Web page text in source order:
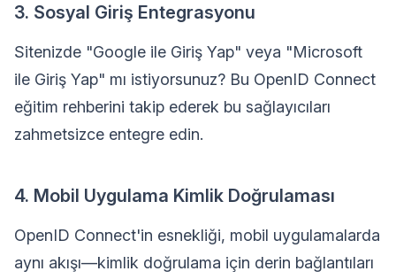
3. Sosyal Giriş Entegrasyonu
Sitenizde "Google ile Giriş Yap" veya "Microsoft
ile Giriş Yap" mı istiyorsunuz? Bu OpenID Connect
eğitim rehberini takip ederek bu sağlayıcıları
zahmetsizce entegre edin.
4. Mobil Uygulama Kimlik Doğrulaması
OpenID Connect'in esnekliği, mobil uygulamalarda
aynı akışı—kimlik doğrulama için derin bağlantıları